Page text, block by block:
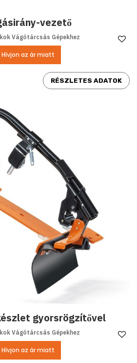
vezető
Vágótárcsás Gépekhez
Hívjon az ár miatt
RÉSZLETES ADATOK
gyorsrögzítővel
Vágótárcsás Gépekhez
Hívjon az ár miatt